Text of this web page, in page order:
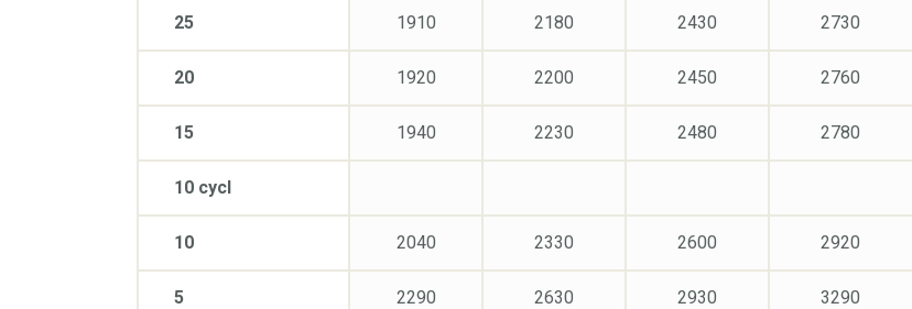
25
20
15
10 cycl
10
5
1910
1920
1940
2040
2290
2180
2200
2230
2330
2630
2430
2450
2480
2600
2930
2730
2760
2780
2920
3290